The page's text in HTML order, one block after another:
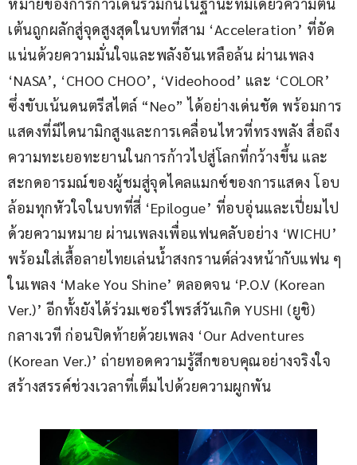
หมายของการก้าวเดินร่วมกันในฐานะทีมเดียวความตื่น
เต้นถูกผลักสู่จุดสูงสุดในบทที่สาม ‘Acceleration’ ที่อัด
แน่นด้วยความมั่นใจและพลังอันเหลือล้น ผ่านเพลง
‘NASA’, ‘CHOO CHOO’, ‘Videohood’ และ ‘COLOR’
ซึ่งขับเน้นดนตรีสไตล์ “Neo” ได้อย่างเด่นชัด พร้อมการ
แสดงที่มีไดนามิกสูงและการเคลื่อนไหวที่ทรงพลัง สื่อถึง
ความทะเยอทะยานในการก้าวไปสู่โลกที่กว้างขึ้น และ
สะกดอารมณ์ของผู้ชมสู่จุดไคลแมกซ์ของการแสดง โอบ
ล้อมทุกหัวใจในบทที่สี่ ‘Epilogue’ ที่อบอุ่นและเปี่ยมไป
ด้วยความหมาย ผ่านเพลงเพื่อแฟนคลับอย่าง ‘WICHU’
พร้อมใส่เสื้อลายไทยเล่นน้ำสงกรานต์ล่วงหน้ากับแฟน ๆ
ในเพลง ‘Make You Shine’ ตลอดจน ‘P.O.V (Korean
Ver.)’ อีกทั้งยังได้ร่วมเซอร์ไพรส์วันเกิด YUSHI (ยูชิ)
กลางเวที ก่อนปิดท้ายด้วยเพลง ‘Our Adventures
(Korean Ver.)’ ถ่ายทอดความรู้สึกขอบคุณอย่างจริงใจ
สร้างสรรค์ช่วงเวลาที่เต็มไปด้วยความผูกพัน